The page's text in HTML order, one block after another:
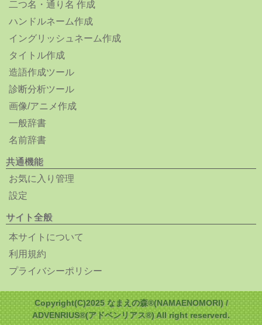
二つ名・通り名 作成
ハンドルネーム作成
イングリッシュネーム作成
タイトル作成
造語作成ツール
診断分析ツール
画像/アニメ作成
一般辞書
名前辞書
共通機能
お気に入り管理
設定
サイト全般
本サイトについて
利用規約
プライバシーポリシー
Copyright(C)2025 なまえの森®(NAMAENOMORI) /
ADVENRIUS®(アドベンリアス®) All right reserverd.